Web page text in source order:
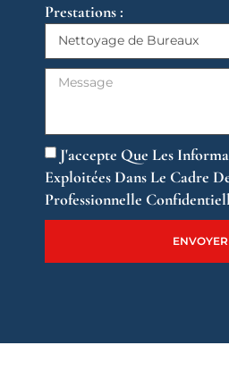
Prestations :
J'accepte Que Les
Exploitées Dans Le Cadre
Professionnelle
ENVOYER